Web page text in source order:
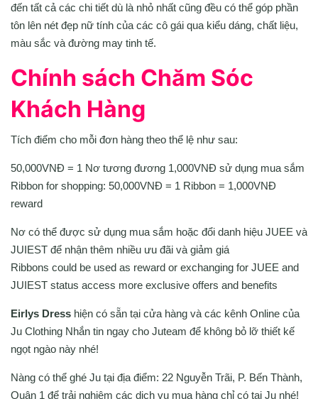
đến tất cả các chi tiết dù là nhỏ nhất cũng đều có thể góp phần
tôn lên nét đẹp nữ tính của các cô gái qua kiểu dáng, chất liệu,
màu sắc và đường may tinh tế.
Chính sách Chăm Sóc
Khách Hàng
Tích điểm cho mỗi đơn hàng theo thể lệ như sau:
50,000VNĐ = 1 Nơ tương đương 1,000VNĐ sử dụng mua sắm
Ribbon for shopping: 50,000VNĐ = 1 Ribbon = 1,000VNĐ
reward
Nơ có thể được sử dụng mua sắm hoặc đổi danh hiệu JUEE và
JUIEST để nhận thêm nhiều ưu đãi và giảm giá
Ribbons could be used as reward or exchanging for JUEE and
JUIEST status access more exclusive offers and benefits
Eirlys Dress hiện có sẵn tại cửa hàng và các kênh Online của
Ju Clothing Nhắn tin ngay cho Juteam để không bỏ lỡ thiết kế
ngọt ngào này nhé!
Nàng có thể ghé Ju tại địa điểm: 22 Nguyễn Trãi, P. Bến Thành,
Quận 1 để trải nghiệm các dịch vụ mua hàng chỉ có tại Ju nhé!